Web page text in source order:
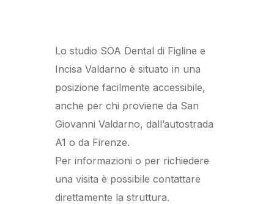
Lo studio SOA Dental di Figline e
Incisa Valdarno è situato in una
posizione facilmente accessibile,
anche per chi proviene da San
Giovanni Valdarno, dall’autostrada
A1 o da Firenze.
Per informazioni o per richiedere
una visita è possibile contattare
direttamente la struttura.